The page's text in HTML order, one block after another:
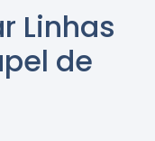
Linhas
de